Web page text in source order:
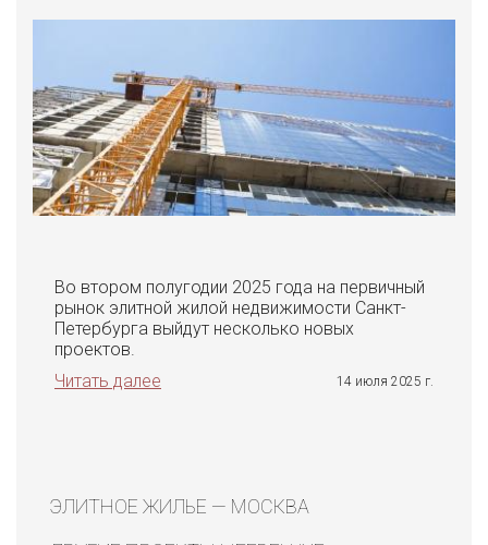
Во втором полугодии 2025 года на первичный
рынок элитной жилой недвижимости Санкт-
Петербурга выйдут несколько новых
проектов.
Читать далее
14 июля 2025 г.
ЭЛИТНОЕ ЖИЛЬЕ — МОСКВА